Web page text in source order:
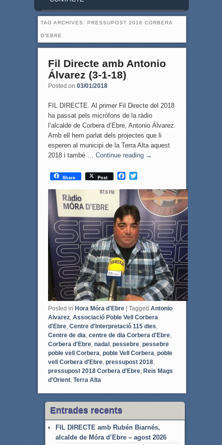
TAG ARCHIVES: PRESSUPOST 2018 CORBERA
D’EBRE
Fil Directe amb Antonio
Álvarez (3-1-18)
Posted on 03/01/2018
FIL DIRECTE. Al primer Fil Directe del 2018
ha passat pels micròfons de la ràdio
l’alcalde de Corbera d’Ebre, Antonio Álvarez.
Amb ell hem parlat dels projectes que li
esperen al municipi de la Terra Alta aquest
2018 i també … Continue reading →
Share Post
F
c
b
o
o
k
T
i
t
t
e
r
Posted in Hora Móra d'Ebre | Tagged Antonio
Alvarez, Associació Poble Vell Corbera
d'Ebre, Centre d'Interpretació 115 dies
Centre de dia centre de dia Corbera d'Ebre,
Corbera d'Ebre, nadal, pessebre, pessebre
poble vell Corbera poble Vell Corbera poble
vell Corbera d'Ebre, pressupost 2018,
pressupost 2018 Corbera d'Ebre, Reis Mags
d'Orient, Terra Alta
Entrades recents
FIL DIRECTE amb Rubén Biarnés,
alcalde de Móra d’Ebre – agost 2026